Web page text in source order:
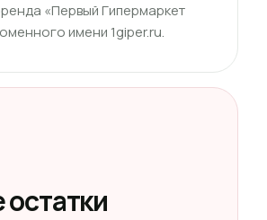
«Первый Гипермаркет
имени 1giper.ru.